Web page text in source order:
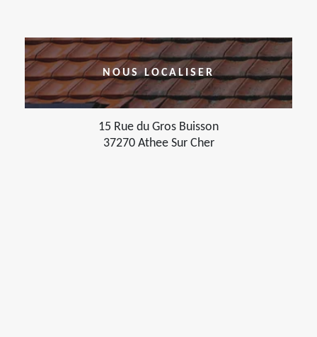
NOUS LOCALISER
15 Rue du Gros Buisson
37270 Athee Sur Cher